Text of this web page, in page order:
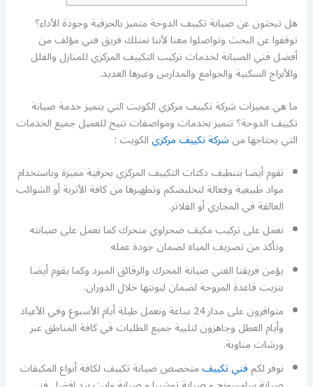
هل تبحثون عن صيانة تكييف الدوحة متميز بالحرفية وجودة الأداء؟
توقفوا عن البحث وتواصلوا معنا لأننا نمتلك فريق فني مؤلف من
أفضل فني الصيانة لخدمات تركيب التكييف المركزي للمنازل والفلل
والأبراج السكنية والجوامع والمدارس وغيرها العديد.
ما هي مميزات شركة تكييف مركزي الكويت التي يتميز خدمة صيانة
تكييف الدوحة؟ تتميز بخدمات ومواصفات تتيح للعميل جميع الخدمات
التي يحتاجها منشركة تكييف مركزيالكويت :
نقوم أيضا بتنظيف دكتات التكييف المركزي بحرفية مميزة وباستخدام
مواد طبيعية وفعالة لتخليصكم وتطهيرها من كافة الأتربة أو الشوائب
العالقة في المجاري أو الفلاتر.
نعمل على تركيب مكيف صحراوي متحرك كما نعمل على صيانته
وتأكد من تصريف المياه لضمان جودة عمله
يؤمن فريقنا الغني صيانة المحرك والرقائق المبرد وكما يقوم أيضا
بتزيت قاعدة المروحة لضمان ليونتها خلال الدوران.
متوافرون على مدار 24 ساعة ونعمل طيلة أيام الأسبوع وفي الأعياد
وأيام العطل وجاهزون لتلبية جميع الطلبات في كافة المناطق عبر
ورشات مناوبة.
نوفر لكمفني تكييفمتخصص صيانة تكييف لكافة أنواع المكيفات